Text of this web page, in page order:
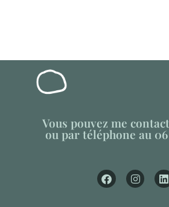
Vous pouvez me
ou par téléphone au 06